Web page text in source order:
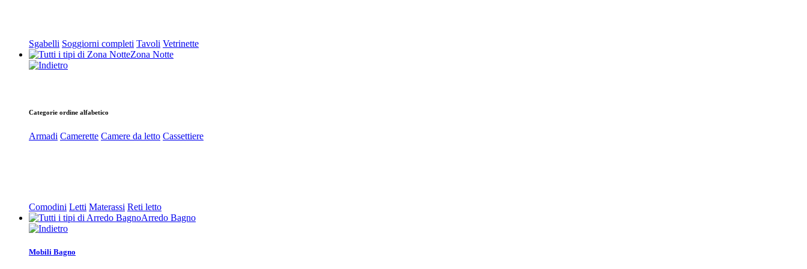
Sgabelli Soggiorni completi Tavoli Vetrinette
Zona Notte
Categorie ordine alfabetico
Armadi Camerette Camere da letto Cassettiere
Comodini Letti Materassi Reti letto
Arredo Bagno
Mobili Bagno